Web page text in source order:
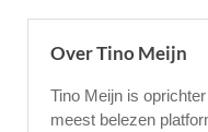
Over Tino Meijn
Tino Meijn is
meest belezen